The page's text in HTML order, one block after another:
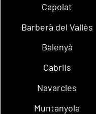
Capolat
Barberà del Vallès
Balenyà
Cabrils
Navarcles
Muntanyola